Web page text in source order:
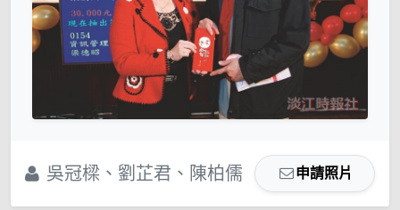
吳冠樑、劉芷君、陳柏儒 申請照片